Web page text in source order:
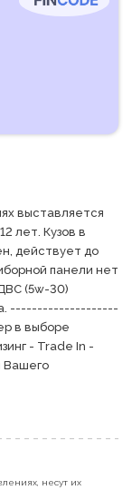
выставляется
лет. Кузов в
действует до
панели нет
(5w-30)
--------------------
в выборе
- Trade In -
Вашего
несут их